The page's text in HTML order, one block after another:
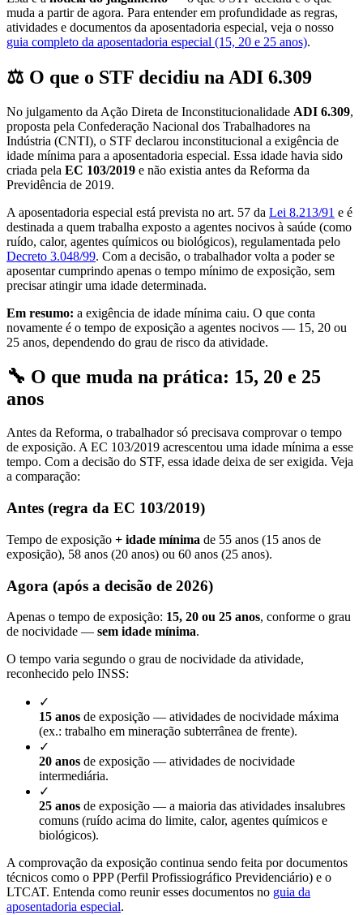
muda a partir de agora. Para entender em profundidade as regras,
atividades e documentos da aposentadoria especial, veja o nosso
guia completo da aposentadoria especial (15, 20 e 25 anos).
⚖️ O que o STF decidiu na ADI 6.309
No julgamento da Ação Direta de Inconstitucionalidade ADI 6.309,
proposta pela Confederação Nacional dos Trabalhadores na
Indústria (CNTI), o STF declarou inconstitucional a exigência de
idade mínima para a aposentadoria especial. Essa idade havia sido
criada pela EC 103/2019 e não existia antes da Reforma da
Previdência de 2019.
A aposentadoria especial está prevista no art. 57 da Lei 8.213/91 e é
destinada a quem trabalha exposto a agentes nocivos à saúde (como
ruído, calor, agentes químicos ou biológicos), regulamentada pelo
Decreto 3.048/99. Com a decisão, o trabalhador volta a poder se
aposentar cumprindo apenas o tempo mínimo de exposição, sem
precisar atingir uma idade determinada.
Em resumo: a exigência de idade mínima caiu. O que conta
novamente é o tempo de exposição a agentes nocivos — 15, 20 ou
25 anos, dependendo do grau de risco da atividade.
🔧 O que muda na prática: 15, 20 e 25
anos
Antes da Reforma, o trabalhador só precisava comprovar o tempo
de exposição. A EC 103/2019 acrescentou uma idade mínima a esse
tempo. Com a decisão do STF, essa idade deixa de ser exigida. Veja
a comparação:
Antes (regra da EC 103/2019)
Tempo de exposição + idade mínima de 55 anos (15 anos de
exposição), 58 anos (20 anos) ou 60 anos (25 anos).
Agora (após a decisão de 2026)
Apenas o tempo de exposição: 15, 20 ou 25 anos, conforme o grau
de nocividade — sem idade mínima.
O tempo varia segundo o grau de nocividade da atividade,
reconhecido pelo INSS:
✓
15 anos de exposição — atividades de nocividade máxima
(ex.: trabalho em mineração subterrânea de frente).
✓
20 anos de exposição — atividades de nocividade
intermediária.
✓
25 anos de exposição — a maioria das atividades insalubres
comuns (ruído acima do limite, calor, agentes químicos e
biológicos).
A comprovação da exposição continua sendo feita por documentos
técnicos como o PPP (Perfil Profissiográfico Previdenciário) e o
LTCAT. Entenda como reunir esses documentos no guia da
aposentadoria especial.